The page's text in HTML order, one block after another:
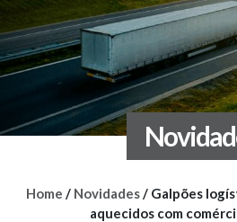
Home / Novidades/ Galpões
aquecidos com